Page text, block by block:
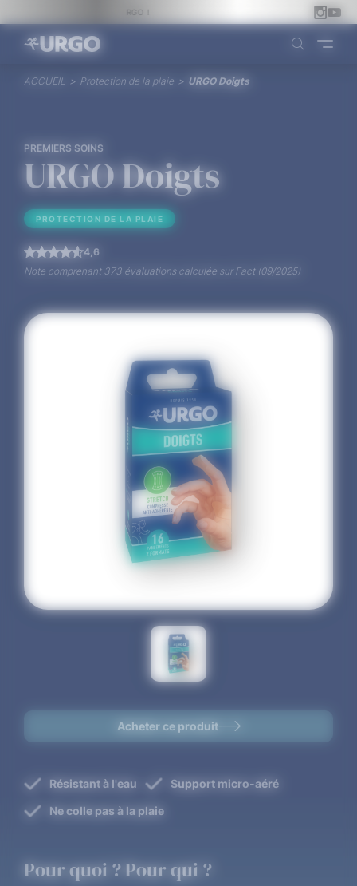
ACCUEIL > Protection de la plaie > URGO Doigts
PREMIERS SOINS
URGO Doigts
PROTECTION DE LA PLAIE
4,6
Note comprenant 373 évaluations calculée sur Fact (09/2025)
Acheter ce produit
Résistant à l'eau
Support micro-aéré
Ne colle pas à la plaie
Pour quoi ? Pour qui ?
Panneau de gestion des cookies